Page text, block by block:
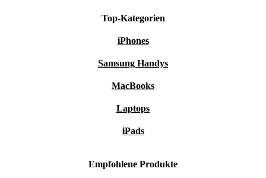
Top-Kategorien
iPhones
Samsung Handys
MacBooks
Laptops
iPads
Empfohlene Produkte